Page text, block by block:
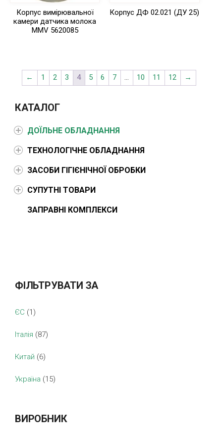
Корпус вимірювальної
камери датчика молока
MMV 5620085
Корпус ДФ 02.021 (ДУ 25)
← 1 2 3 4 5 6 7 … 10 11 12 →
КАТАЛОГ
ДОЇЛЬНЕ ОБЛАДНАННЯ
ТЕХНОЛОГІЧНЕ ОБЛАДНАННЯ
ЗАСОБИ ГІГІЄНІЧНОЇ ОБРОБКИ
СУПУТНІ ТОВАРИ
ЗАПРАВНІ КОМПЛЕКСИ
ФІЛЬТРУВАТИ ЗА
ЄС (1)
Італія (87)
Китай (6)
Україна (15)
ВИРОБНИК